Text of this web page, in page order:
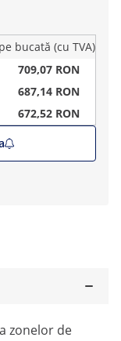
pe bucată (cu TVA)
709,07 RON
687,14 RON
672,52 RON
zonelor de